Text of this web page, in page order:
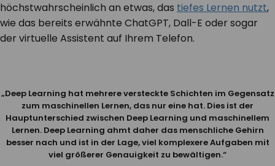
höchstwahrscheinlich an etwas, das tiefes Lernen nutzt,
wie das bereits erwähnte ChatGPT, Dall-E oder sogar
der virtuelle Assistent auf Ihrem Telefon.
„Deep Learning hat mehrere versteckte Schichten im Gegensatz
zum maschinellen Lernen, das nur eine hat. Dies ist der
Hauptunterschied zwischen Deep Learning und maschinellem
Lernen. Deep Learning ahmt daher das menschliche Gehirn
besser nach und ist in der Lage, viel komplexere Aufgaben mit
viel größerer Genauigkeit zu bewältigen.“